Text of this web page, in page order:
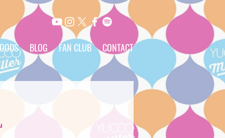
BLOG FAN CLUB CONTACT